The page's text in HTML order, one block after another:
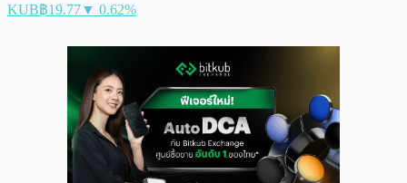
KUB฿19.77▼ 0.62%